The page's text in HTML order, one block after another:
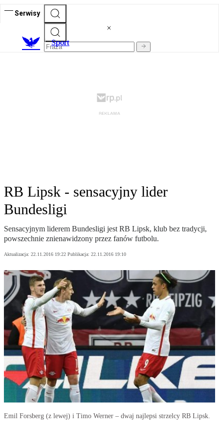
Serwisy
Sport
RB Lipsk - sensacyjny lider
Bundesligi
Sensacyjnym liderem Bundesligi jest RB Lipsk, klub bez tradycji,
powszechnie znienawidzony przez fanów futbolu.
Aktualizacja: 22.11.2016 19:22 Publikacja: 22.11.2016 19:10
Emil Forsberg (z lewej) i Timo Werner – dwaj najlepsi strzelcy RB Lipsk.